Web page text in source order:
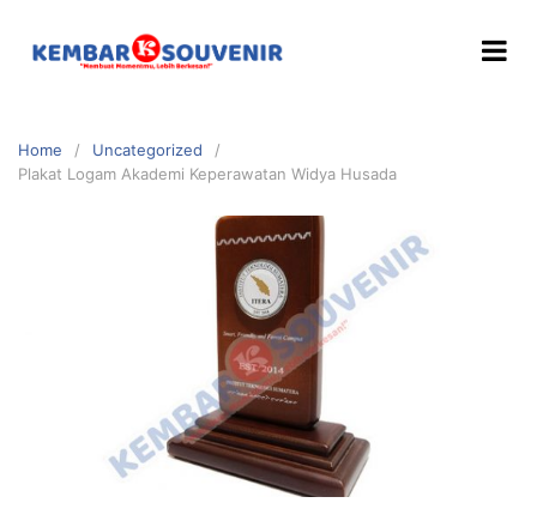
Home
Uncategorized
Plakat Logam Akademi Keperawatan Widya Husada